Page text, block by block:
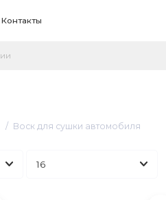
Контакты
Воск для сушки автомобиля